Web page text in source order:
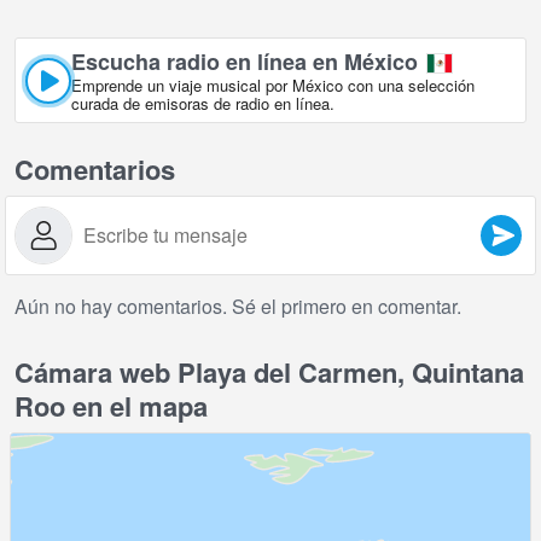
Escucha radio en línea en México
Emprende un viaje musical por México con una selección
curada de emisoras de radio en línea.
Comentarios
Aún no hay comentarios. Sé el primero en comentar.
Cámara web Playa del Carmen, Quintana
Roo en el mapa